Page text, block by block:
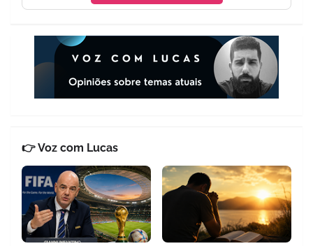
👉 Voz com Lucas